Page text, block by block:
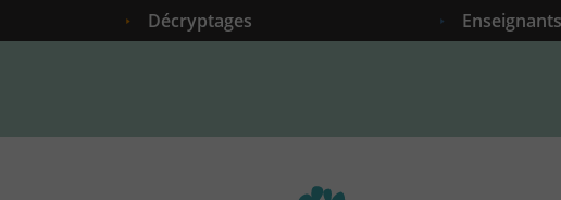
Décryptages Enseignants